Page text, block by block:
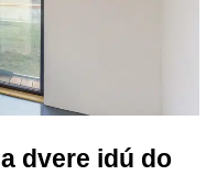
dvere idú do